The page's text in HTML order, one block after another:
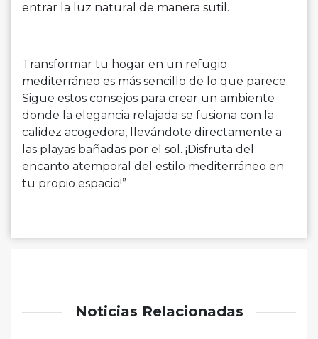
entrar la luz natural de manera sutil.
Transformar tu hogar en un refugio
mediterráneo es más sencillo de lo que parece.
Sigue estos consejos para crear un ambiente
donde la elegancia relajada se fusiona con la
calidez acogedora, llevándote directamente a
las playas bañadas por el sol. ¡Disfruta del
encanto atemporal del estilo mediterráneo en
tu propio espacio!”
Noticias Relacionadas